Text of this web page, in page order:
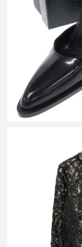
ドリスヴァンノッテ